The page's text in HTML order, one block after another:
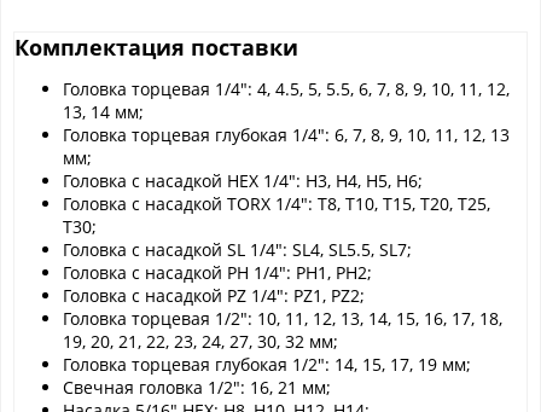
Комплектация поставки
Головка торцевая 1/4": 4, 4.5, 5, 5.5, 6, 7, 8, 9, 10, 11, 12,
13, 14 мм;
Головка торцевая глубокая 1/4": 6, 7, 8, 9, 10, 11, 12, 13
мм;
Головка с насадкой HEX 1/4": H3, H4, H5, H6;
Головка с насадкой TORX 1/4": T8, T10, T15, T20, T25,
T30;
Головка с насадкой SL 1/4": SL4, SL5.5, SL7;
Головка с насадкой PH 1/4": PH1, PH2;
Головка с насадкой PZ 1/4": PZ1, PZ2;
Головка торцевая 1/2": 10, 11, 12, 13, 14, 15, 16, 17, 18,
19, 20, 21, 22, 23, 24, 27, 30, 32 мм;
Головка торцевая глубокая 1/2": 14, 15, 17, 19 мм;
Свечная головка 1/2": 16, 21 мм;